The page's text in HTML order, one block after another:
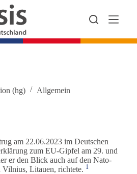
(hg) Allgemein
am 22.06.2023 im Deutschen
zum EU-Gipfel am 29. und
er den Blick auch auf den Nato-
Litauen, richtete. 1